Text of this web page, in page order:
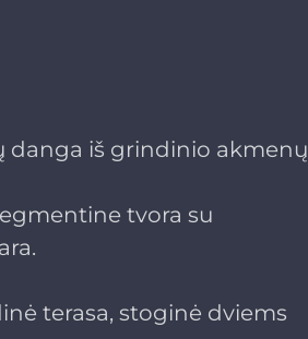
iš grindinio akmenų
tvora su
terasa, stoginė dviems